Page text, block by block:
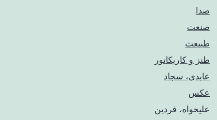
صدا
صنعت
طبیعت
طنز و کاریکاتور
عابدی، سجاد
عکس
علیخواه، فردین